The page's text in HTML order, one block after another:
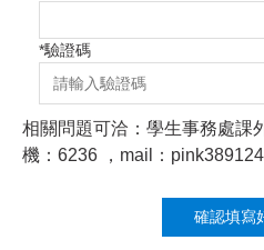
*驗證碼
相關問題可洽：學生事務處課
機：6236 ，mail：
確認填寫